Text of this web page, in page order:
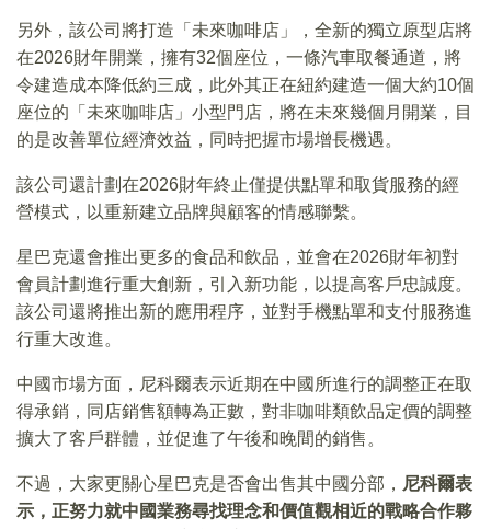
另外，該公司將打造「未來咖啡店」，全新的獨立原型店將
在2026財年開業，擁有32個座位，一條汽車取餐通道，將
令建造成本降低約三成，此外其正在紐約建造一個大約10個
座位的「未來咖啡店」小型門店，將在未來幾個月開業，目
的是改善單位經濟效益，同時把握市場增長機遇。
該公司還計劃在2026財年終止僅提供點單和取貨服務的經
營模式，以重新建立品牌與顧客的情感聯繫。
星巴克還會推出更多的食品和飲品，並會在2026財年初對
會員計劃進行重大創新，引入新功能，以提高客戶忠誠度。
該公司還將推出新的應用程序，並對手機點單和支付服務進
行重大改進。
中國市場方面，尼科爾表示近期在中國所進行的調整正在取
得承銷，同店銷售額轉為正數，對非咖啡類飲品定價的調整
擴大了客戶群體，並促進了午後和晚間的銷售。
不過，大家更關心星巴克是否會出售其中國分部， 尼科爾表
示，正努力就中國業務尋找理念和價值觀相近的戰略合作夥